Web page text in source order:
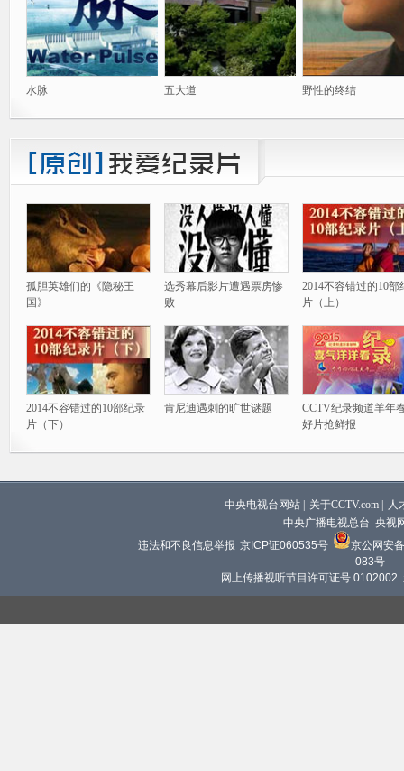
水脉 五大道 野性的终结
孤胆英雄们的《隐秘王
国》
选秀幕后影片遭遇票房惨
败
2014不容错过的10部
片（上）
2014不容错过的10部纪录
片（下）
肯尼迪遇刺的旷世谜题
CCTV纪录频道羊年
好片抢鲜报
中央电视台网站 关于CCTV.com
人
中央广播电视总台 央视
违法和不良信息举报 京ICP证060535号
京公网安
083号
网上传播视听节目许可证号